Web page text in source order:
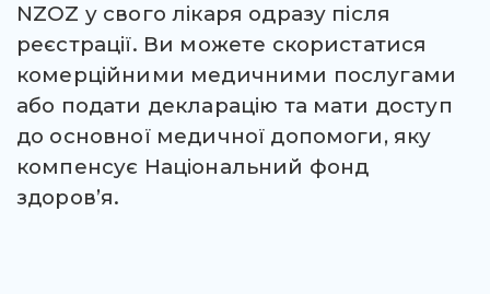
NZOZ у свого лікаря одразу після
реєстрації. Ви можете скористатися
комерційними медичними послугами
або подати декларацію та мати доступ
до основної медичної допомоги, яку
компенсує Національний фонд
здоров’я.